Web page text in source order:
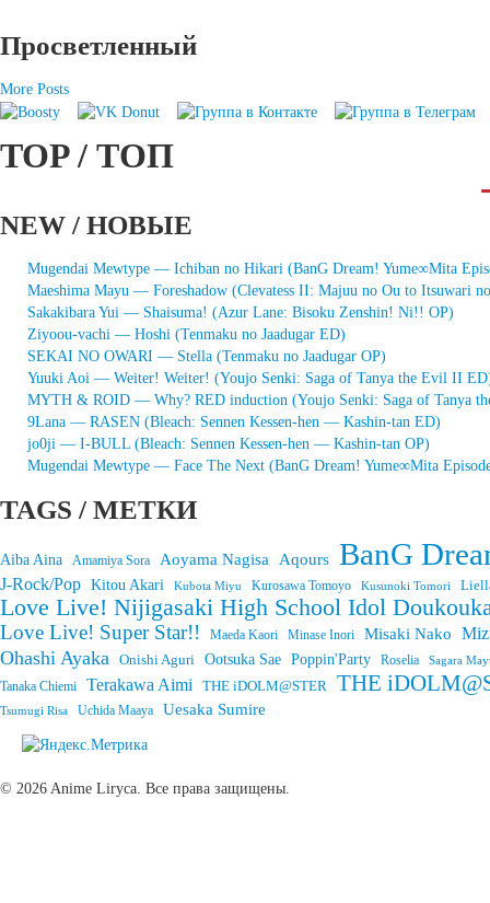
Просветленный
More Posts
TOP / ТОП
NEW / НОВЫЕ
Mugendai Mewtype — Ichiban no Hikari (BanG Dream! Yume∞Mita
Maeshima Mayu — Foreshadow (Clevatess II: Majuu no Ou to Itsuwari no
Sakakibara Yui — Shaisuma! (Azur Lane: Bisoku Zenshin! Ni!! OP)
Ziyoou-vachi — Hoshi (Tenmaku no Jaadugar ED)
SEKAI NO OWARI — Stella (Tenmaku no Jaadugar OP)
Yuuki Aoi — Weiter! Weiter! (Youjo Senki: Saga of Tanya the Evil II
MYTH & ROID — Why? RED induction (Youjo Senki: Saga of Tanya
9Lana — RASEN (Bleach: Sennen Kessen-hen — Kashin-tan ED)
jo0ji — I-BULL (Bleach: Sennen Kessen-hen — Kashin-tan OP)
Mugendai Mewtype — Face The Next (BanG Dream! Yume∞Mita
TAGS / МЕТКИ
Aiba Aina Amamiya Sora Aoyama Nagisa Aqours BanG
J-Rock/Pop Kitou Akari Kubota Miyu Kurosawa Tomoyo Kusunoki Tomori
Love Live! Nijigasaki High School Idol
Love Live! Super Star!! Maeda Kaori Minase Inori Misaki Nako
Ohashi Ayaka Onishi Aguri Ootsuka Sae Poppin'Party Roselia Sagara
Tanaka Chiemi Terakawa Aimi THE iDOLM@STER THE
Tsumugi Risa Uchida Maaya Uesaka Sumire
© 2026 Anime Liryca. Все права защищены.